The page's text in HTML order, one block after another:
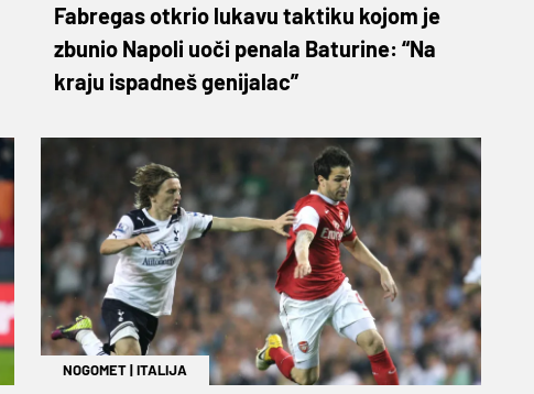
Fabregas otkrio lukavu taktiku kojom je
zbunio Napoli uoči penala Baturine: “Na
kraju ispadneš genijalac”
NOGOMET|ITALIJA